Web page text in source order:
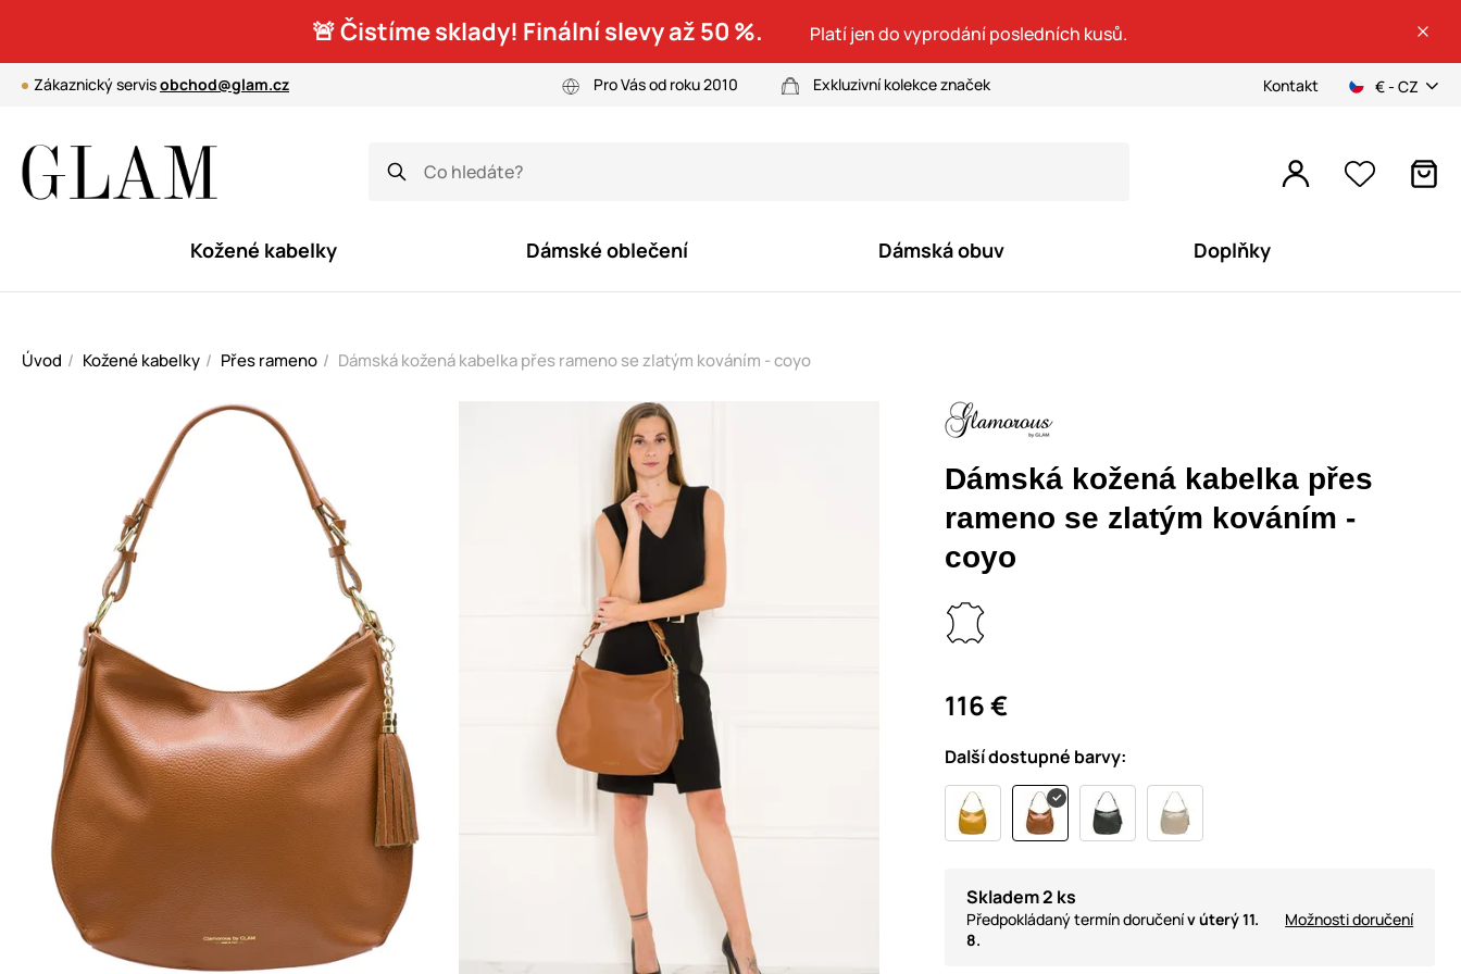
🚨 Čistíme sklady! Finální slevy až 50 %. Platí jen do vyprodání posledních kusů.
Zákaznický servisobchod@glam.cz Pro Vás od roku 2010 Exkluzivní kolekce značek Kontakt € - CZ
Kožené kabelky Dámské oblečení Dámská obuv Doplňky
Úvod Kožené kabelky Přes rameno Dámská kožená kabelka přes rameno se zlatým kováním - coyo
Dámská kožená kabelka přes
rameno se zlatým kováním -
coyo
116 €
Další dostupné barvy:
Skladem 2 ks
Předpokládaný termín doručenív úterý 11.
8.
Možnosti doručení